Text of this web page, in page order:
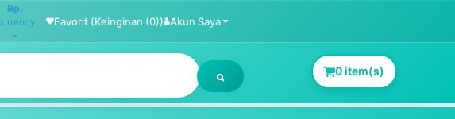
Rp.
Favorit (Keinginan (0)) Akun Saya
0 item(s)